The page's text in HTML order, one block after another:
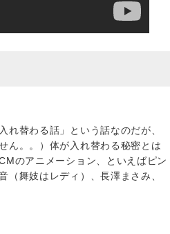
れ替わる話」という話なのだが、
ん。。）体が入れ替わる秘密とは
のアニメーション、といえばピン
（舞妓はレディ）、長澤まさみ、